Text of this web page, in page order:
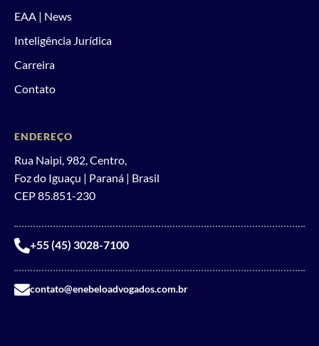
EAA | News
Inteligência Jurídica
Carreira
Contato
ENDEREÇO
Rua Naipi, 982, Centro,
Foz do Iguaçu | Paraná | Brasil
CEP 85.851-230
+55 (45) 3028-7100
contato@enebeloadvogados.com.br